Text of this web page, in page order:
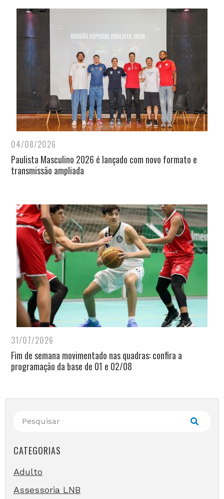
04/08/2026
Paulista Masculino 2026 é lançado com novo formato e
transmissão ampliada
31/07/2026
Fim de semana movimentado nas quadras: confira a
programação da base de 01 e 02/08
CATEGORIAS
Adulto
Assessoria LNB